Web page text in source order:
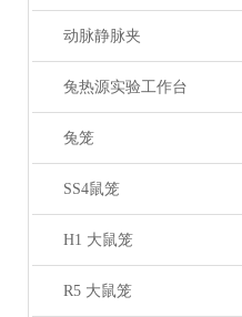
动脉静脉夹
兔热源实验工作台
兔笼
SS4鼠笼
H1 大鼠笼
R5 大鼠笼